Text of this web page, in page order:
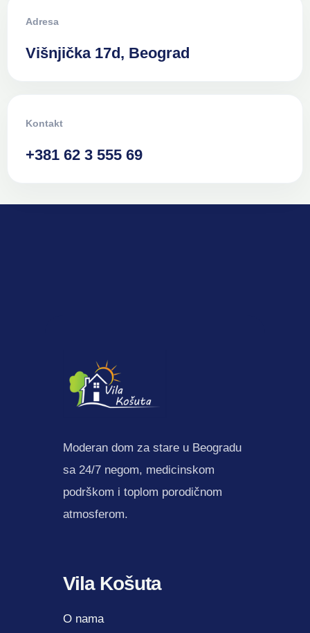
Adresa
Višnjička 17d, Beograd
Kontakt
+381 62 3 555 69
Moderan dom za stare u Beogradu
sa 24/7 negom, medicinskom
podrškom i toplom porodičnom
atmosferom.
Vila Košuta
O nama